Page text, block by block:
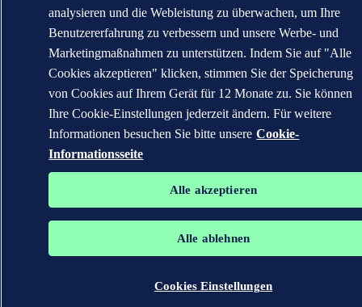
analysieren und die Webleistung zu überwachen, um Ihre
Benutzererfahrung zu verbessern und unsere Werbe- und
Marketingmaßnahmen zu unterstützen. Indem Sie auf "Alle
Cookies akzeptieren" klicken, stimmen Sie der Speicherung
von Cookies auf Ihrem Gerät für 12 Monate zu. Sie können
Ihre Cookie-Einstellungen jederzeit ändern. Für weitere
Informationen besuchen Sie bitte unsere Cookie-
Informationsseite
Alle akzeptieren
Alle ablehnen
Cookies Einstellungen